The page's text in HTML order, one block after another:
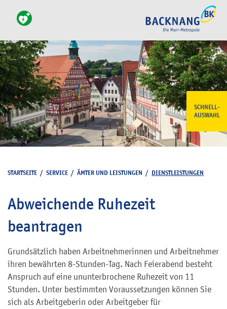
SCHNELL-
AUSWAHL
STARTSEITE / SERVICE / ÄMTER UND LEISTUNGEN / DIENSTLEISTUNGEN
Abweichende Ruhezeit
beantragen
Grundsätzlich haben Arbeitnehmerinnen und Arbeitnehmer
ihren bewährten 8-Stunden-Tag. Nach Feierabend besteht
Anspruch auf eine ununterbrochene Ruhezeit von 11
Stunden. Unter bestimmten Voraussetzungen können Sie
sich als Arbeitgeberin oder Arbeitgeber für